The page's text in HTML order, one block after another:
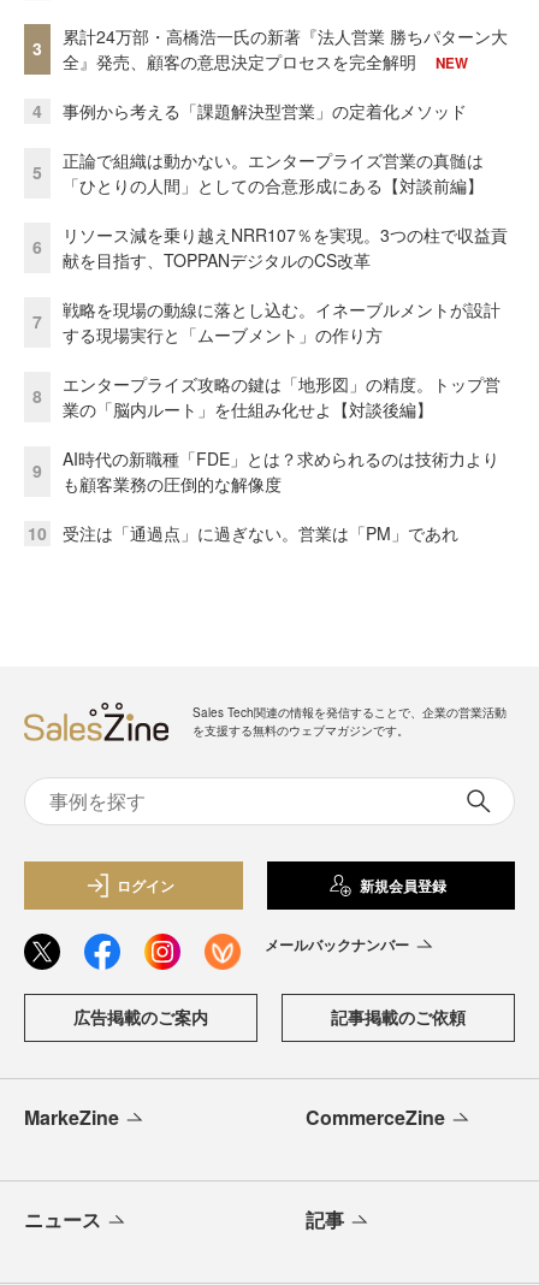
3
累計24万部・高橋浩一氏の新著『法人営業 勝ちパターン大
全』発売、顧客の意思決定プロセスを完全解明
NEW
4 事例から考える「課題解決型営業」の定着化メソッド
5
正論で組織は動かない。エンタープライズ営業の真髄は
「ひとりの人間」としての合意形成にある【対談前編】
6
リソース減を乗り越えNRR107％を実現。3つの柱で収益貢
献を目指す、TOPPANデジタルのCS改革
7
戦略を現場の動線に落とし込む。イネーブルメントが設計
する現場実行と「ムーブメント」の作り方
8
エンタープライズ攻略の鍵は「地形図」の精度。トップ営
業の「脳内ルート」を仕組み化せよ【対談後編】
9
AI時代の新職種「FDE」とは？求められるのは技術力より
も顧客業務の圧倒的な解像度
10 受注は「通過点」に過ぎない。営業は「PM」であれ
Sales Tech関連の情報を発信することで、企業の営業活動
を支援する無料のウェブマガジンです。
ログイン 新規会員登録
メールバックナンバー
広告掲載のご案内 記事掲載のご依頼
MarkeZine CommerceZine
ニュース 記事